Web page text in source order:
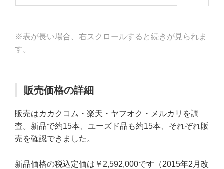
※表が長い場合、右スクロールすると続きが見られま
す。
販売価格の詳細
販売はカカクコム・楽天・ヤフオク・メルカリを調
査。新品で約15本、ユーズド品も約15本、それぞれ販
売を確認できました。
新品価格の税込定価は￥2,592,000です（2015年2月改